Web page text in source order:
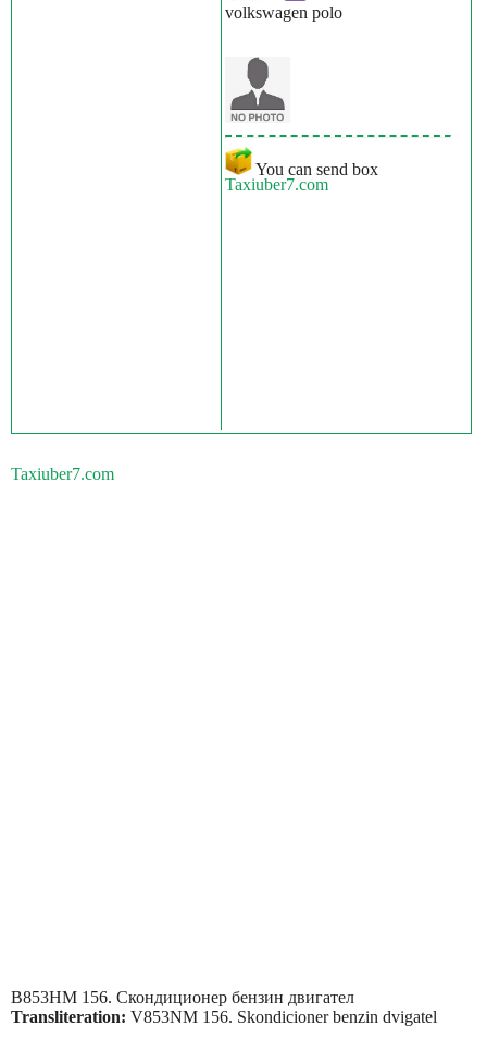
volkswagen polo
You can send box
Taxiuber7.com
Taxiuber7.com
В853НМ 156. Скондиционер бензин двигател
Transliteration: V853NM 156. Skondicioner benzin dvigatel